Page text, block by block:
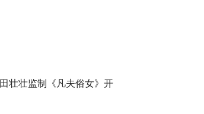
田壮壮监制《凡夫俗女》开